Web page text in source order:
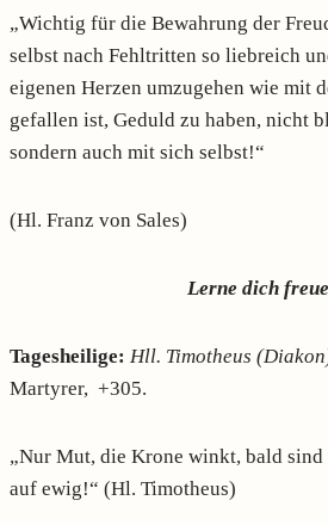
„Wichtig für die Bewahrung der
selbst nach Fehltritten so liebreich
eigenen Herzen umzugehen wie mit
gefallen ist, Geduld zu haben, nicht
sondern auch mit sich selbst!“
(Hl. Franz von Sales)
Lerne dich
Tagesheilige: Hll. Timotheus
Martyrer, +305.
„Nur Mut, die Krone winkt, bald
auf ewig!“ (Hl. Timotheus)